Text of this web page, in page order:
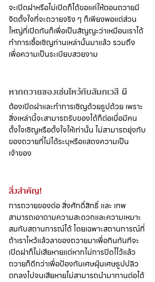
จะเปิดฝาหรือไม่เปิดก็ได้ขอแค่ให้ตอนถวายมี
จิตตั้งใจที่จะถวายจริง ๆ ก็เพียงพอแต่ส่วน
ใหญ่ที่เปิดกันก็เพื่อเป็นสัญญะว่าเหมือนเราได้
ทำการเชื้อเชิญท่านเหล่านั้นมาแล้ว รวมถึง
เพื่อความเป็นระเบียบสวยงาม
หากถวายของเซ่นไหว้กับสัมภเวสี ผี
ต้องเปิดฝาและทำการเชิญด้วยธูปด้วย เพราะ
สิ่งเหล่านี้จะสามารถรับของได้ก็ต่อเมื่อมีคน
ตั้งใจเชิญหรือตั้งใจให้เท่านั้น ไม่สามารถยุ่งกับ
ของถวายที่ไม่ได้ระบุหรือแสดงความเป็น
เจ้าของ
สิ่งสำคัญ!
การถวายของต่อ สิ่งศักดิ์สิทธิ์ และ เทพ
สามารถเอาตามความสะดวกและความเหมาะ
สมกับสถานการณ์ได้ โดยเฉพาะสถานการณ์ที่
ถ้าเราไหว้แล้วลาของถวายมาเพื่อกินทันทีจะ
เปิดฝาก็ไม่เสียหายแต่หากไม่การปิดไไว้แล้ว
ถวายก็ดีกว่าเพื่อป้องกันเศษฝุ่นเศษธูปปลิว
ตกลงไปจนเสียหายไม่สามารถนำมาทานต่อได้